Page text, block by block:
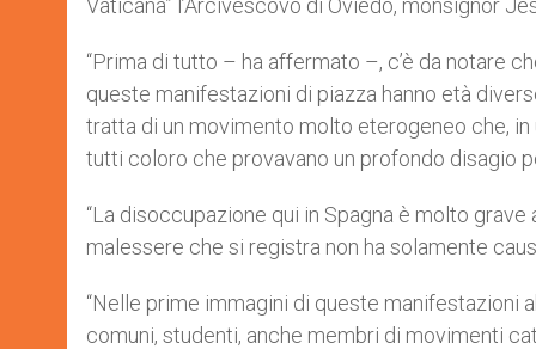
Vaticana” l’Arcivescovo di Oviedo, monsignor
“Prima di tutto – ha affermato –, c’è da notare
queste manifestazioni di piazza hanno età
tratta di un movimento molto eterogeneo che,
tutti coloro che provavano un profondo disagio
“La disoccupazione qui in Spagna è molto
malessere che si registra non ha solamente
“Nelle prime immagini di queste
comuni, studenti, anche membri di movimenti